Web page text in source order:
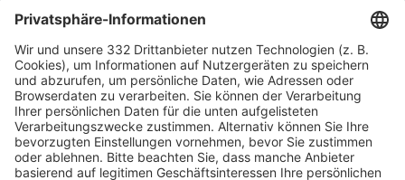
HÄUFIG BESUCHTE SEITEN
Pässe und Vereinswechsel
Trainerausbildung
Schulungsangebot Vereinsmitarbeiter
BFV-Geschäftsstellen